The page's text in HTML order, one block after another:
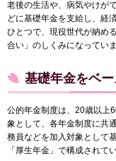
老後の生活や、病気やけが
どに基礎年金を支給し、経
ひとつで、現役世代が納め
合い」のしくみになっていま
基礎年金をベ
公的年金制度は、20歳以上
象として、各年金制度に共
務員などを加入対象として
「厚生年金」で構成されて